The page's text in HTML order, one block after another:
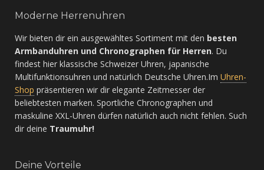
Moderne Herrenuhren
Wir bieten dir ein ausgewähltes Sortiment mit den besten
Armbanduhren und Chronographen für Herren. Du
findest hier klassische Schweizer Uhren, japanische
Multifunktionsuhren und natürlich Deutsche Uhren.Im Uhren-
Shop präsentieren wir dir elegante Zeitmesser der
beliebtesten marken. Sportliche Chronographen und
maskuline XXL-Uhren dürfen natürlich auch nicht fehlen. Such
dir deine Traumuhr!
Deine Vorteile